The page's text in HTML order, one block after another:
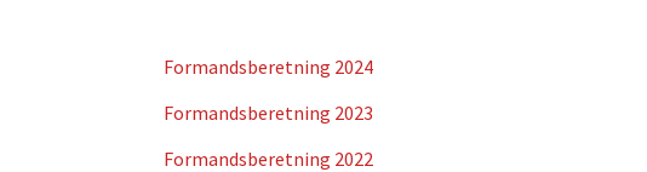
Formandsberetning 2024
Formandsberetning 2023
Formandsberetning 2022